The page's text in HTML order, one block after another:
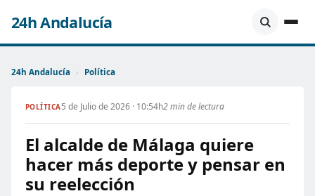
24h Andalucía
24h Andalucía › Política
POLÍTICA5 de Julio de 2026 · 10:54h2 min de lectura
El alcalde de Málaga quiere
hacer más deporte y pensar en
su reelección